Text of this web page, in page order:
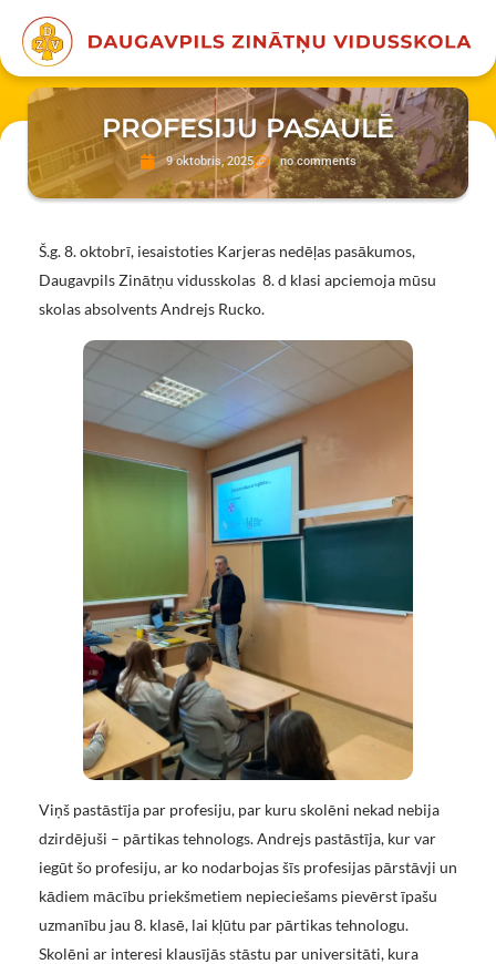
PROFESIJU PASAULĒ
9 oktobris, 2025 no comments
Š.g. 8. oktobrī, iesaistoties Karjeras nedēļas pasākumos,
Daugavpils Zinātņu vidusskolas 8. d klasi apciemoja mūsu
skolas absolvents Andrejs Rucko.
Viņš pastāstīja par profesiju, par kuru skolēni nekad nebija
dzirdējuši – pārtikas tehnologs. Andrejs pastāstīja, kur var
iegūt šo profesiju, ar ko nodarbojas šīs profesijas pārstāvji un
kādiem mācību priekšmetiem nepieciešams pievērst īpašu
uzmanību jau 8. klasē, lai kļūtu par pārtikas tehnologu.
Skolēni ar interesi klausījās stāstu par universitāti, kura